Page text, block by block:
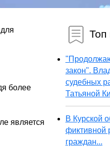
более
является
Топ
закон".
судебных
Татьяной
В Курской
фиктивной
граждан...